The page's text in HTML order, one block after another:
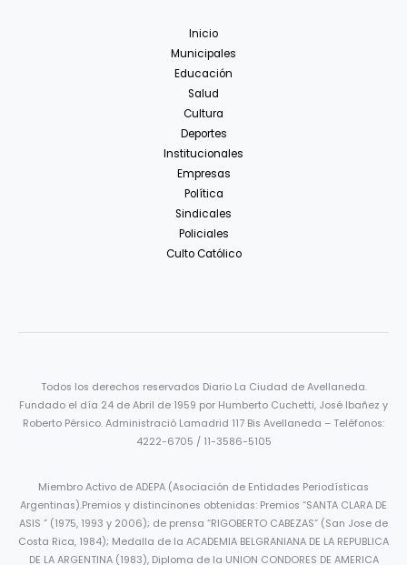
Inicio
Municipales
Educación
Salud
Cultura
Deportes
Institucionales
Empresas
Política
Sindicales
Policiales
Culto Católico
Todos los derechos reservados Diario La Ciudad de Avellaneda.
Fundado el día 24 de Abril de 1959 por Humberto Cuchetti, José Ibañez y
Roberto Pérsico. Administració Lamadrid 117 Bis Avellaneda – Teléfonos:
4222-6705 / 11-3586-5105
Miembro Activo de ADEPA (Asociación de Entidades Periodísticas
Argentinas).Premios y distincinones obtenidas: Premios “SANTA CLARA DE
ASIS ” (1975, 1993 y 2006); de prensa “RIGOBERTO CABEZAS” (San Jose de
Costa Rica, 1984); Medalla de la ACADEMIA BELGRANIANA DE LA REPUBLICA
DE LA ARGENTINA (1983), Diploma de la UNION CONDORES DE AMERICA